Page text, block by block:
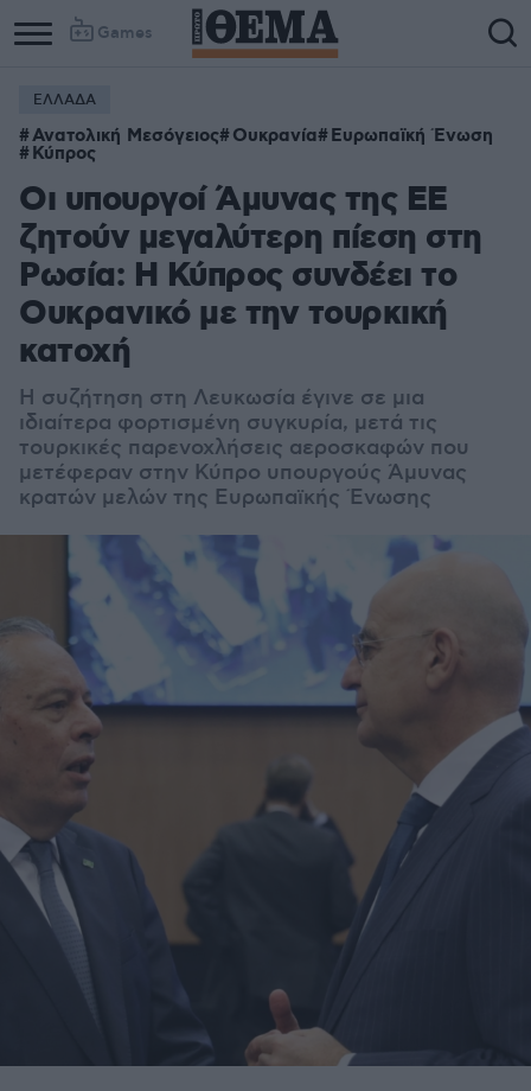
Games
ΕΛΛΑΔΑ
Ανατολική Μεσόγειος Ουκρανία Ευρωπαϊκή Ένωση
Κύπρος
Οι υπουργοί Άμυνας της ΕΕ
ζητούν μεγαλύτερη πίεση στη
Ρωσία: Η Κύπρος συνδέει το
Ουκρανικό με την τουρκική
κατοχή
Η συζήτηση στη Λευκωσία έγινε σε μια
ιδιαίτερα φορτισμένη συγκυρία, μετά τις
τουρκικές παρενοχλήσεις αεροσκαφών που
μετέφεραν στην Κύπρο υπουργούς Άμυνας
κρατών μελών της Ευρωπαϊκής Ένωσης